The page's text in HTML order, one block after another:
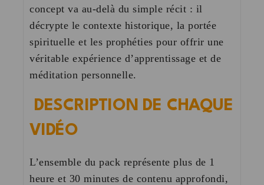
concept va au-delà du simple récit : il
décrypte le contexte historique, la portée
spirituelle et les prophéties pour offrir une
véritable expérience d’apprentissage et de
méditation personnelle.
DESCRIPTION DE CHAQUE
VIDÉO
L’ensemble du pack représente plus de 1
heure et 30 minutes de contenu approfondi,